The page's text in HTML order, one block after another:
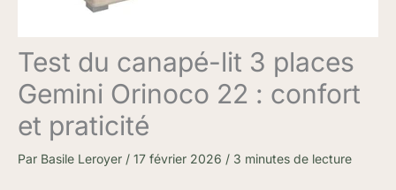
Test du canapé-lit 3 places
Gemini Orinoco 22 : confort
et praticité
Par Basile Leroyer / 17 février 2026 / 3 minutes de lecture